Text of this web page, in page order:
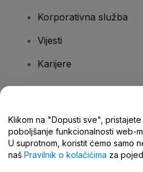
Korporativna služba
Vijesti
Karijere
Centar za pomoć/
Klikom na "Dopusti sve",
poboljšanje funkcionalnosti web-
U suprotnom, koristit ćemo samo
naš Pravilnik o kolačićima za